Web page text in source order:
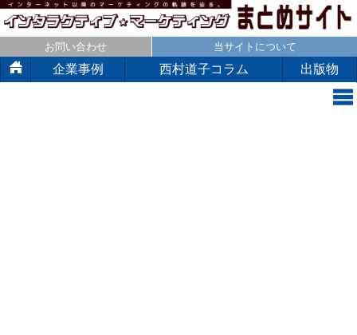
お問い合わせ 当サイトについて
企業事例 西村道子コラム 出版物